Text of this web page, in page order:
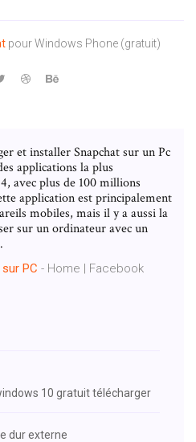
pour Windows Phone (gratuit)
et installer Snapchat sur un Pc
applications la plus
avec plus de 100 millions
application est principalement
mobiles, mais il y a aussi la
sur un ordinateur avec un
sur PC - Home | Facebook
10 gratuit télécharger
dur externe